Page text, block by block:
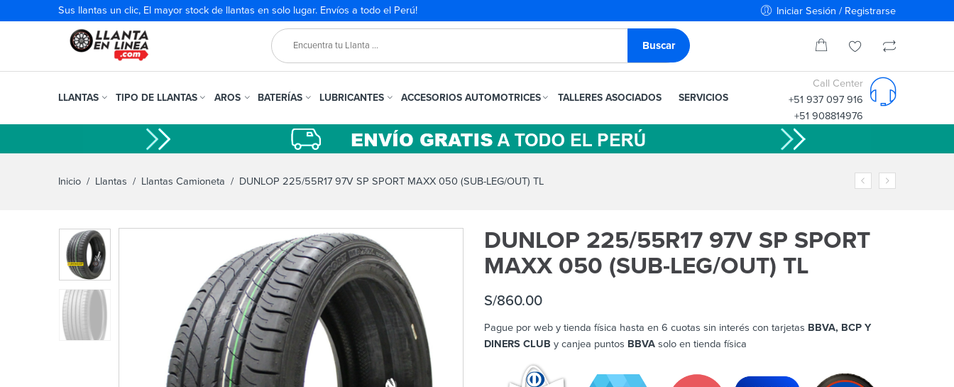
Sus llantas un clic, El mayor stock de llantas en solo lugar. Envíos a todo el Perú! Iniciar Sesión / Registrarse
LLANTAS TIPO DE LLANTAS AROS BATERÍAS LUBRICANTES ACCESORIOS AUTOMOTRICES TALLERES ASOCIADOS SERVICIOS
Call Center
+51 937 097 916
+51 908814976
Inicio / Llantas / Llantas Camioneta / DUNLOP 225/55R17 97V SP SPORT MAXX 050 (SUB-LEG/OUT) TL
DUNLOP 225/55R17 97V SP SPORT
MAXX 050 (SUB-LEG/OUT) TL
S/860.00
Pague por web y tienda física hasta en 6 cuotas sin interés con tarjetas BBVA, BCP Y
DINERS CLUB y canjea puntos BBVA solo en tienda física